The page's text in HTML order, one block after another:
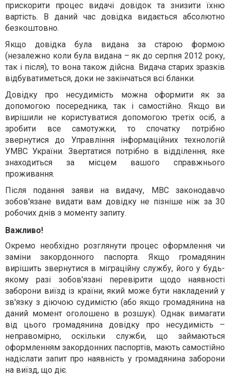
прискорити процес видачі довідок та знизити їхню
вартість. В даний час довідка видається абсолютно
безкоштовно.
Якщо довідка була видана за старою формою
(незалежно коли була видана – як до серпня 2012 року,
так і після), то вона також дійсна. Видача старих зразків
відбуватиметься, доки не закінчаться всі бланки.
Довідку про несудимість можна оформити як за
допомогою посередника, так і самостійно. Якщо ви
вирішили не користуватися допомогою третіх осіб, а
зробити все самотужки, то спочатку потрібно
звернутися до Управління інформаційних технологій
УМВС України. Звертатися потрібно в відділення, яке
знаходиться за місцем вашого справжнього
проживання.
Після подання заяви на видачу, МВС законодавчо
зобов'язане видати вам довідку не пізніше ніж за 30
робочих днів з моменту запиту.
Важливо!
Окремо необхідно розглянути процес оформлення чи
заміни закордонного паспорта. Якщо громадянин
вирішить звернутися в міграційну службу, його у будь-
якому разі зобов'язані перевірити щодо наявності
заборони виїзд із країни, який може бути накладений у
зв'язку з діючою судимістю (або якщо громадянина на
даний момент оголошено в розшук). Однак вимагати
від цього громадянина довідку про несудимість –
неправомірно, оскільки служби, що займаються
оформленням закордонних паспортів, мають самостійно
надіслати запит про наявність у громадянина заборони
на виїзд, що діє.